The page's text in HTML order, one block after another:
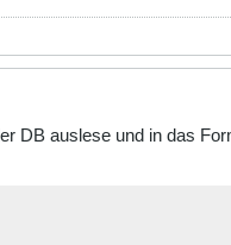
DB auslese und in das